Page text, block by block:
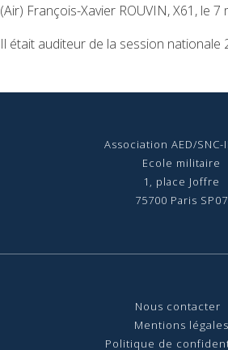
(Air) François-Xavier ROUVIN, X61, le 7
Il était auditeur de la session nationale
Association AED/SNC-
Ecole militaire
1, place Joffre
75700 Paris SP07
Nous contacter
Mentions légales
Politique de